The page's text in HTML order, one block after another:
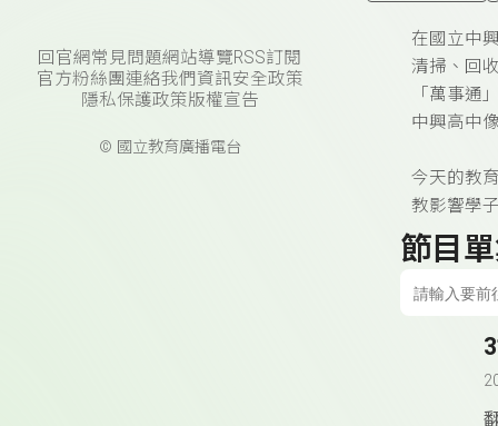
回官網常見問題網站導覽RSS訂閱
官方粉絲團連絡我們 資訊安全政策
隱私保護政策版權宣告
© 國立教育廣播電台
在國立中
清掃、回
「萬事通
中興高中
今天的教
教影響學
節目